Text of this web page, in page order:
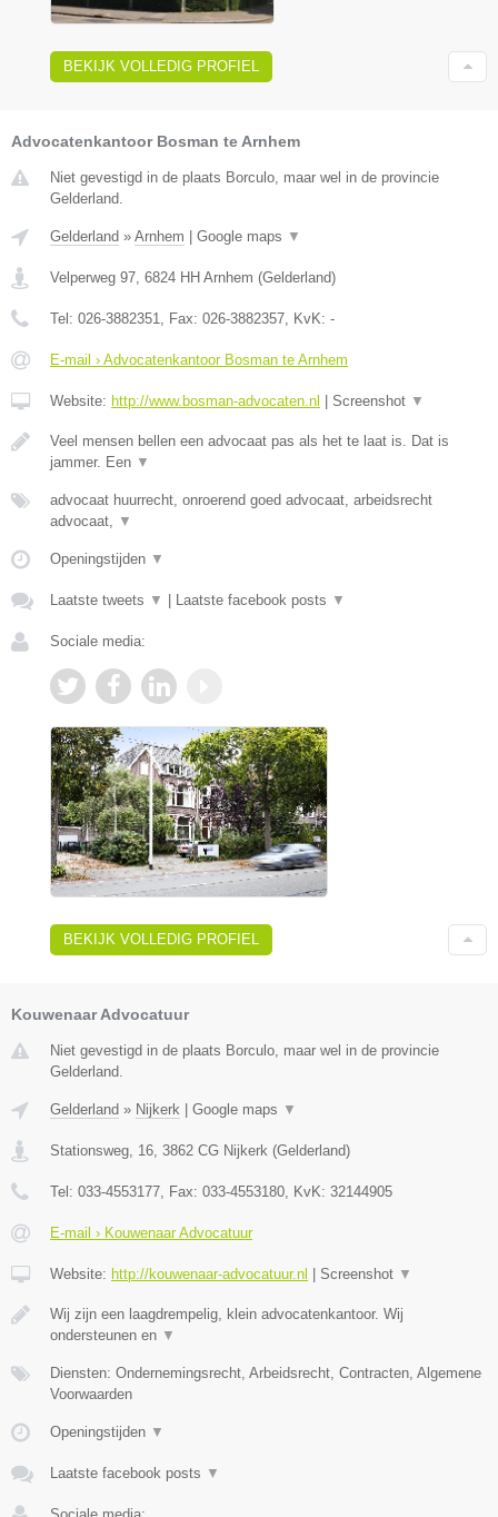
BEKIJK VOLLEDIG PROFIEL
Advocatenkantoor Bosman te Arnhem
Niet gevestigd in de plaats Borculo, maar wel in de provincie
Gelderland.
Gelderland » Arnhem | Google maps ▼
Velperweg 97 6824 HH Arnhem (Gelderland)
Tel: 026-3882351 , Fax: 026-3882357 , KvK: -
E-mail › Advocatenkantoor Bosman te Arnhem
Website: http://www.bosman-advocaten.nl | Screenshot ▼
Veel mensen bellen een advocaat pas als het te laat is. Dat is
jammer. Een ▼
advocaat huurrecht, onroerend goed advocaat, arbeidsrecht
advocaat,
▼
Openingstijden ▼
Laatste tweets ▼ | Laatste facebook posts ▼
Sociale media:
BEKIJK VOLLEDIG PROFIEL
Kouwenaar Advocatuur
Niet gevestigd in de plaats Borculo, maar wel in de provincie
Gelderland.
Gelderland » Nijkerk Google maps ▼
Stationsweg, 16, 3862 CG Nijkerk (Gelderland)
Tel: 033-4553177, Fax: 033-4553180, KvK: 32144905
E-mail › Kouwenaar Advocatuur
Website: http://kouwenaar-advocatuur.nl Screenshot ▼
Wij zijn een laagdrempelig, klein advocatenkantoor. Wij
ondersteunen en ▼
Diensten: Ondernemingsrecht, Arbeidsrecht, Contracten, Algemene
Voorwaarden
Openingstijden ▼
Laatste facebook posts ▼